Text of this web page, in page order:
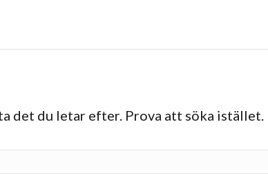
det du letar efter. Prova att söka istället.